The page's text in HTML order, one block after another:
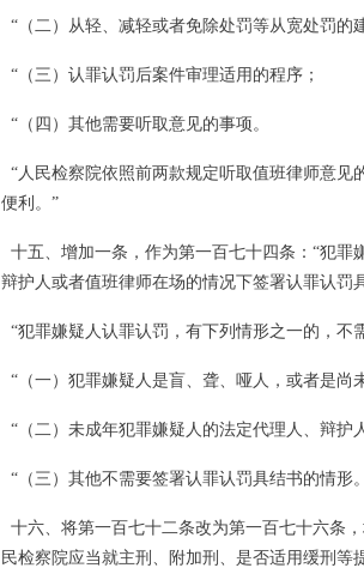
“（二）从轻、减轻或者免除处罚等从宽处罚的
“（三）认罪认罚后案件审理适用的程序；
“（四）其他需要听取意见的事项。
“人民检察院依照前两款规定听取值班律师意
便利。”
十五、增加一条，作为第一百七十四条： “犯罪
辩护人或者值班律师在场的情况下签署认罪认罚
“犯罪嫌疑人认罪认罚，有下列情形之一的，不
“（一）犯罪嫌疑人是盲、聋、哑人，或者是尚
“（二）未成年犯罪嫌疑人的法定代理人、辩护
“（三）其他不需要签署认罪认罚具结书的情形
十六、将第一百七十二条改为第一百七十六条
民检察院应当就主刑、附加刑、是否适用缓刑